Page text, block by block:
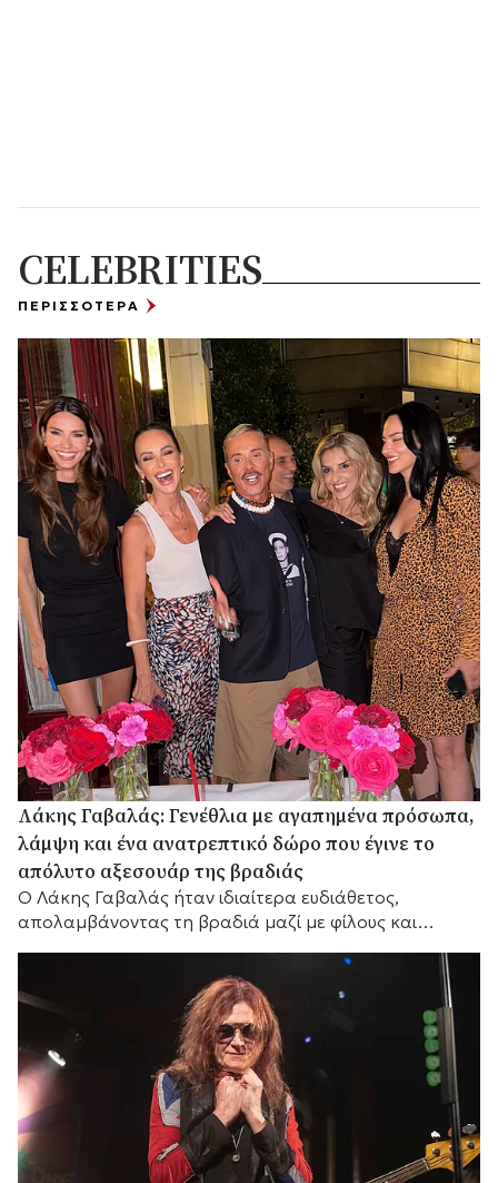
CELEBRITIES
ΠΕΡΙΣΣΟΤΕΡΑ
Λάκης Γαβαλάς: Γενέθλια με αγαπημένα πρόσωπα,
λάμψη και ένα ανατρεπτικό δώρο που έγινε το
απόλυτο αξεσουάρ της βραδιάς
Ο Λάκης Γαβαλάς ήταν ιδιαίτερα ευδιάθετος,
απολαμβάνοντας τη βραδιά μαζί με φίλους και